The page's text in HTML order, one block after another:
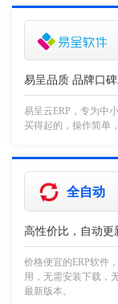
易呈品质 品牌口
易呈云ERP，专为中
买得起的，操作简单
全自动
高性价比，自动更
价格便宜的ERP软件
用，无需安装下载，
最新版本。